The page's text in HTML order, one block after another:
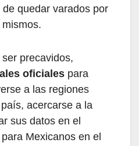
quedar varados por
precavidos,
oficiales para
a las regiones
acercarse a la
sus datos en el
Mexicanos en el